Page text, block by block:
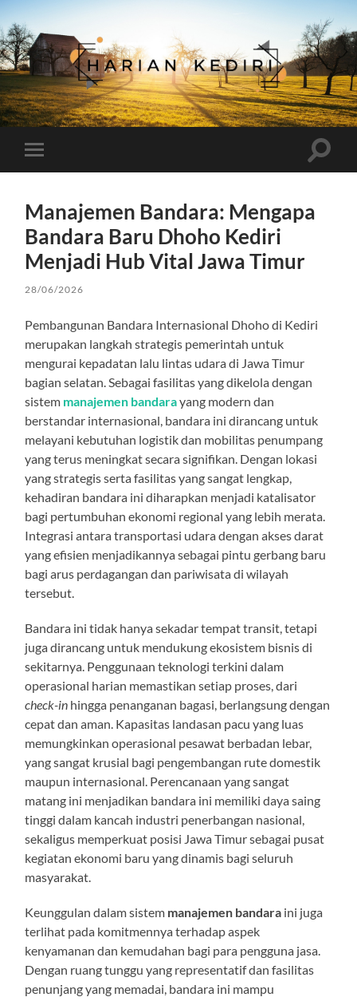
Harian
Kediri
mobile
Toggle
Manajemen Bandara: Mengapa
Bandara Baru Dhoho Kediri
Menjadi Hub Vital Jawa Timur
28/06/2026
Pembangunan Bandara Internasional Dhoho di Kediri
merupakan langkah strategis pemerintah untuk
mengurai kepadatan lalu lintas udara di Jawa Timur
bagian selatan. Sebagai fasilitas yang dikelola dengan
sistem manajemen bandarayang modern dan
berstandar internasional, bandara ini dirancang untuk
melayani kebutuhan logistik dan mobilitas penumpang
yang terus meningkat secara signifikan. Dengan lokasi
yang strategis serta fasilitas yang sangat lengkap,
kehadiran bandara ini diharapkan menjadi katalisator
bagi pertumbuhan ekonomi regional yang lebih merata.
Integrasi antara transportasi udara dengan akses darat
yang efisien menjadikannya sebagai pintu gerbang baru
bagi arus perdagangan dan pariwisata di wilayah
tersebut.
Bandara ini tidak hanya sekadar tempat transit, tetapi
juga dirancang untuk mendukung ekosistem bisnis di
sekitarnya. Penggunaan teknologi terkini dalam
operasional harian memastikan setiap proses, dari
check-in hingga penanganan bagasi, berlangsung dengan
cepat dan aman. Kapasitas landasan pacu yang luas
memungkinkan operasional pesawat berbadan lebar,
yang sangat krusial bagi pengembangan rute domestik
maupun internasional. Perencanaan yang sangat
matang ini menjadikan bandara ini memiliki daya saing
tinggi dalam kancah industri penerbangan nasional,
sekaligus memperkuat posisi Jawa Timur sebagai pusat
kegiatan ekonomi baru yang dinamis bagi seluruh
masyarakat.
Keunggulan dalam sistem manajemen bandara ini juga
terlihat pada komitmennya terhadap aspek
kenyamanan dan kemudahan bagi para pengguna jasa.
Dengan ruang tunggu yang representatif dan fasilitas
penunjang yang memadai, bandara ini mampu